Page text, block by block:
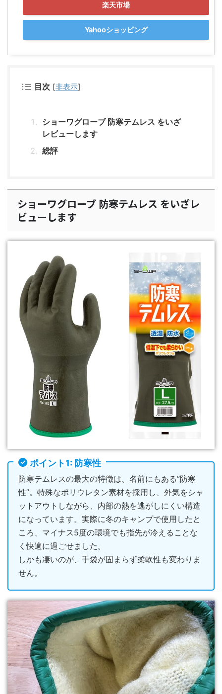
楽天市場
Yahooショッピング
目次 [非表示]
ショーワグローブ 防寒テムレス をいざ
レビューします
総評
ショーワグローブ 防寒テムレス をいざレ
ビューします
ポイント1: 防寒性
防寒テムレスの最大の特徴は、名前にもある”防寒
性”。特殊なポリウレタン素材を採用し、外気をシャ
ットアウトしながら、内部の熱を逃がしにくい構造
になっています。実際に冬のキャンプで使用したと
ころ、マイナス5度の環境でも指先が冷えることな
く快適に過ごせました。
しかも凄いのが、手袋が固まらず柔軟性も変わりま
せん。